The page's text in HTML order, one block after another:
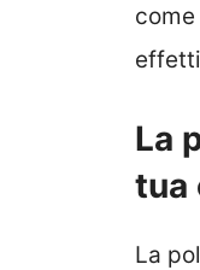
La
tua
La